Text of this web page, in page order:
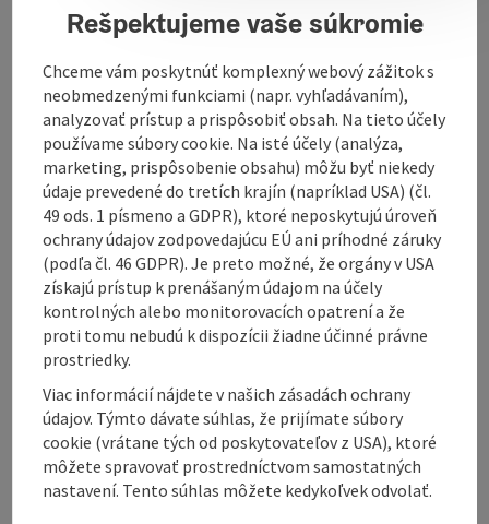
Ice skating in winter.
Contact
Arrival
Sports
Prices
Suitability
Accessibility
Rešpektujeme vaše súkromie
Chceme vám poskytnúť komplexný webový zážitok s
neobmedzenými funkciami (napr. vyhľadávaním),
analyzovať prístup a prispôsobiť obsah. Na tieto účely
používame súbory cookie. Na isté účely (analýza,
marketing, prispôsobenie obsahu) môžu byť niekedy
údaje prevedené do tretích krajín (napríklad USA) (čl.
49 ods. 1 písmeno a GDPR), ktoré neposkytujú úroveň
ochrany údajov zodpovedajúcu EÚ ani príhodné záruky
(podľa čl. 46 GDPR). Je preto možné, že orgány v USA
získajú prístup k prenášaným údajom na účely
kontrolných alebo monitorovacích opatrení a že
proti tomu nebudú k dispozícii žiadne účinné právne
prostriedky.
Viac informácií nájdete v našich zásadách ochrany
údajov. Týmto dávate súhlas, že prijímate súbory
cookie (vrátane tých od poskytovateľov z USA), ktoré
môžete spravovať prostredníctvom samostatných
nastavení. Tento súhlas môžete kedykoľvek odvolať.